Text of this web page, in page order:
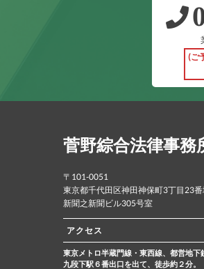
(ご
菅野綜合法律事務
〒101-0051
東京都千代田区神田神保町3丁目23
新聞之新聞ビル305号室
アクセス
東京メトロ半蔵門線・東西線、都営地下
九段下駅６番出口を出て、徒歩約２分。